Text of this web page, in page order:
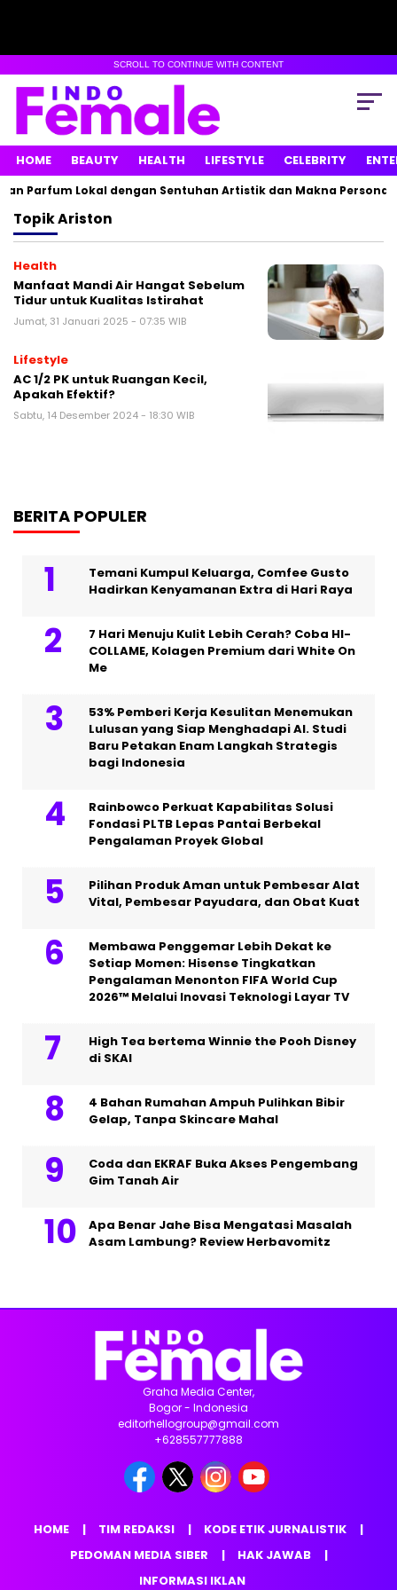
SCROLL TO CONTINUE WITH CONTENT
HOME BEAUTY HEALTH LIFESTYLE CELEBRITY
Parfum Lokal dengan Sentuhan Artistik dan Makna Personal
TopikAriston
Health
Manfaat Mandi Air Hangat Sebelum
Tidur untuk Kualitas Istirahat
Jumat, 31 Januari 2025 - 07:35 WIB
Lifestyle
AC 1/2 PK untuk Ruangan Kecil,
Apakah Efektif?
Sabtu, 14 Desember 2024 - 18:30 WIB
BERITA POPULER
Temani Kumpul Keluarga, Comfee Gusto
Hadirkan Kenyamanan Extra di Hari Raya
7 Hari Menuju Kulit Lebih Cerah? Coba HI-
COLLAME, Kolagen Premium dari White On
Me
53% Pemberi Kerja Kesulitan Menemukan
Lulusan yang Siap Menghadapi AI. Studi
Baru Petakan Enam Langkah Strategis
bagi Indonesia
Rainbowco Perkuat Kapabilitas Solusi
Fondasi PLTB Lepas Pantai Berbekal
Pengalaman Proyek Global
Pilihan Produk Aman untuk Pembesar Alat
Vital, Pembesar Payudara, dan Obat Kuat
Membawa Penggemar Lebih Dekat ke
Setiap Momen: Hisense Tingkatkan
Pengalaman Menonton FIFA World Cup
2026™ Melalui Inovasi Teknologi Layar TV
High Tea bertema Winnie the Pooh Disney
di SKAI
4 Bahan Rumahan Ampuh Pulihkan Bibir
Gelap, Tanpa Skincare Mahal
Coda dan EKRAF Buka Akses Pengembang
Gim Tanah Air
Apa Benar Jahe Bisa Mengatasi Masalah
Asam Lambung? Review Herbavomitz
Graha Media Center,
Bogor - Indonesia
editorhellogroup@gmail.com
+628557777888
HOME TIM REDAKSI
KODE ETIK JURNALISTIK
PEDOMAN MEDIA SIBER
HAK JAWAB
INFORMASI IKLAN